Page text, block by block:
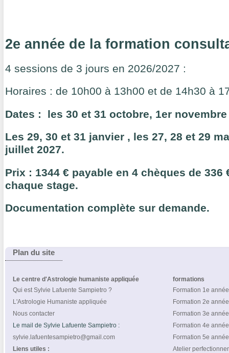
2e année de la formation
4 sessions de 3 jours en 2026/2027 :
Horaires : de 10h00 à 13h00 et de 14h30 à
Dates : les 30 et 31 octobre, 1er novembre
Les 29, 30 et 31 janvier , les 27, 28 et 29
juillet 2027.
Prix : 1344 € payable en 4 chèques de 336
chaque stage.
Documentation complète sur demande.
Plan du site
Le centre d'Astrologie humaniste appliquée
formations
Qui est Sylvie Lafuente Sampietro ?
Formation 1e année
L'Astrologie Humaniste appliquée
Formation 2e année
Nous contacter
Formation 3e année
Le mail de Sylvie Lafuente Sampietro :
Formation 4e année
sylvie.lafuentesampietro@gmail.com
Formation 5e année
Liens utiles :
Atelier